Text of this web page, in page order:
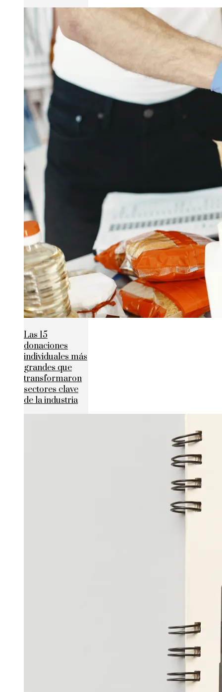
Las 15
donaciones
individuales más
grandes que
transformaron
sectores clave
de la industria